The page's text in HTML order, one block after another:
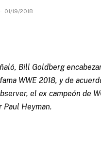
01/19/2018
Bill Goldberg
WWE 2018, y de
el ex campeón de
Paul Heyman.